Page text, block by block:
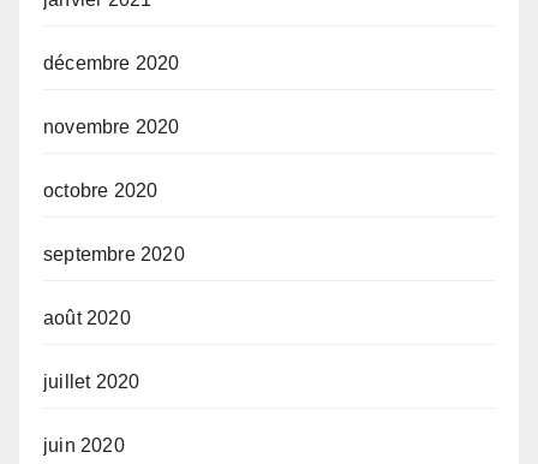
décembre 2020
novembre 2020
octobre 2020
septembre 2020
août 2020
juillet 2020
juin 2020